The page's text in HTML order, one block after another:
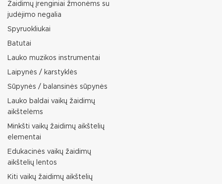
Žaidimų įrenginiai žmonėms su
judėjimo negalia
Spyruokliukai
Batutai
Lauko muzikos instrumentai
Laipynės / karstyklės
Sūpynės / balansinės sūpynės
Lauko baldai vaikų žaidimų
aikštelėms
Minkšti vaikų žaidimų aikštelių
elementai
Edukacinės vaikų žaidimų
aikštelių lentos
Kiti vaikų žaidimų aikštelių